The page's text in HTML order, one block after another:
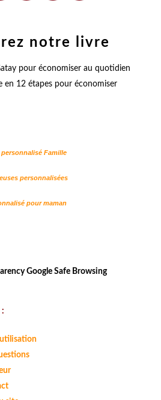
notre livre
en 12 étapes pour économiser
personnalisé Famille
personnalisées
pour maman